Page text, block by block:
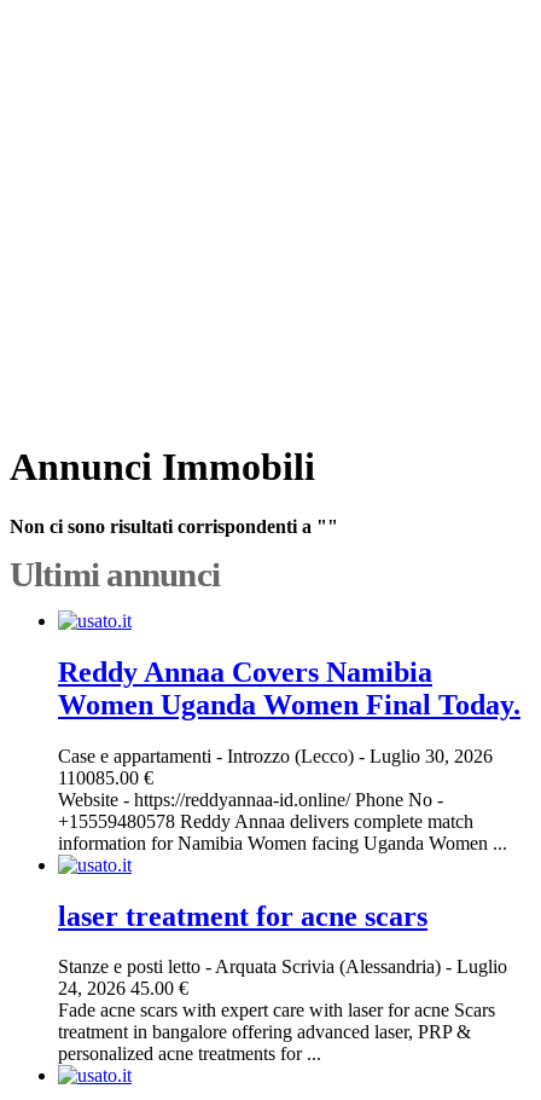
Annunci Immobili
Non ci sono risultati corrispondenti a ""
Ultimi annunci
Reddy Annaa Covers Namibia
Women Uganda Women Final Today.
Case e appartamenti - Introzzo (Lecco) - Luglio 30, 2026
110085.00 €
Website - https://reddyannaa-id.online/ Phone No -
+15559480578 Reddy Annaa delivers complete match
information for Namibia Women facing Uganda Women ...
laser treatment for acne scars​
Stanze e posti letto -Arquata Scrivia (Alessandria) - Luglio
24, 2026 45.00 €
Fade acne scars with expert care with laser for acne Scars
treatment in bangalore offering advanced laser, PRP &
personalized acne treatments for ...